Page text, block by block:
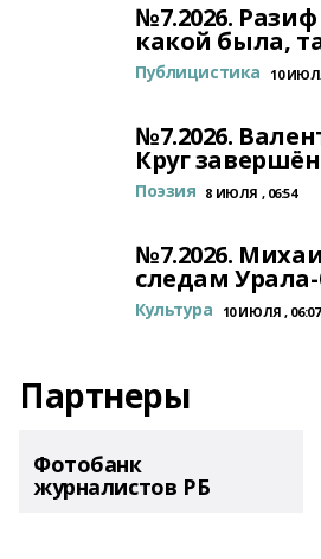
№7.2026.
какой была,
Публицистика 10
№7.2026.
Круг завершён
Поэзия 8 ИЮЛЯ , 06:54
№7.2026.
следам
Культура 10 ИЮЛЯ , 06:07
Партнеры
Фотобанк
журналистов РБ